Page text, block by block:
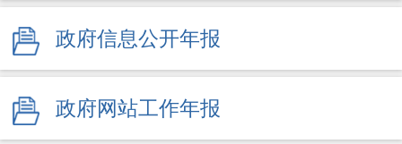
政府信息公开年报
政府网站工作年报